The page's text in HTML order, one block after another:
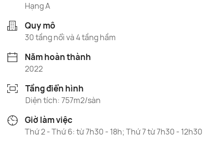
Hạng A
Quy mô
30 tầng nổi và 4 tầng hầm
Năm hoàn thành
2022
Tầng điển hình
Diện tích: 757m2/sàn
Giờ làm việc
Thứ 2 - Thứ 6: từ 7h30 - 18h; Thứ 7 từ 7h30 - 12h30